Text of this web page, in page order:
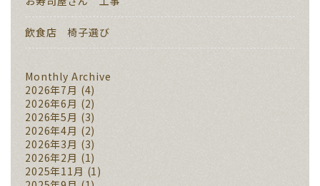
飲食店 椅子選び
Monthly Archive
2026年7月 (4)
2026年6月 (2)
2026年5月 (3)
2026年4月 (2)
2026年3月 (3)
2026年2月 (1)
2025年11月 (1)